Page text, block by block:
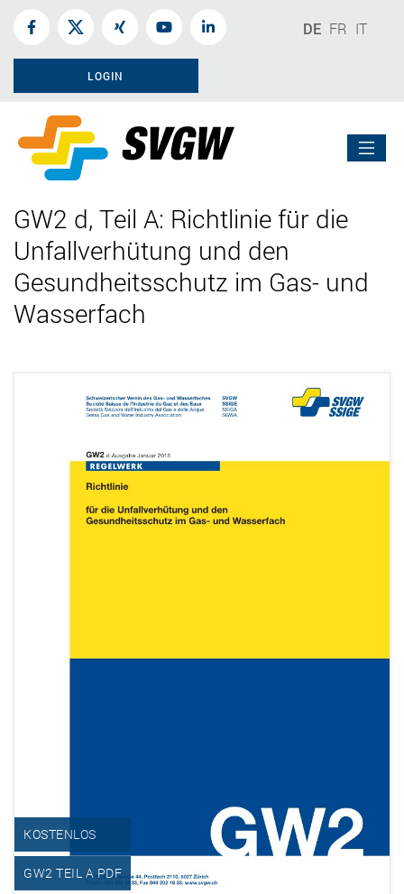
DE FR IT
LOGIN
GW2 d, Teil A: Richtlinie für die
Unfallverhütung und den
Gesundheitsschutz im Gas- und
Wasserfach
KOSTENLOS
GW2 TEIL A PDF